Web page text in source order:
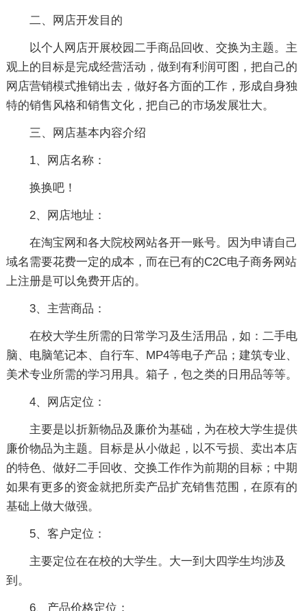
二、网店开发目的
以个人网店开展校园二手商品回收、交换为主题。主
观上的目标是完成经营活动，做到有利润可图，把自己的
网店营销模式推销出去，做好各方面的工作，形成自身独
特的销售风格和销售文化，把自己的市场发展壮大。
三、网店基本内容介绍
1、网店名称：
换换吧！
2、网店地址：
在淘宝网和各大院校网站各开一账号。因为申请自己
域名需要花费一定的成本，而在已有的C2C电子商务网站
上注册是可以免费开店的。
3、主营商品：
在校大学生所需的日常学习及生活用品，如：二手电
脑、电脑笔记本、自行车、MP4等电子产品；建筑专业、
美术专业所需的学习用具。箱子，包之类的日用品等等。
4、网店定位：
主要是以折新物品及廉价为基础，为在校大学生提供
廉价物品为主题。目标是从小做起，以不亏损、卖出本店
的特色、做好二手回收、交换工作作为前期的目标；中期
如果有更多的资金就把所卖产品扩充销售范围，在原有的
基础上做大做强。
5、客户定位：
主要定位在在校的大学生。大一到大四学生均涉及
到。
6、产品价格定位：